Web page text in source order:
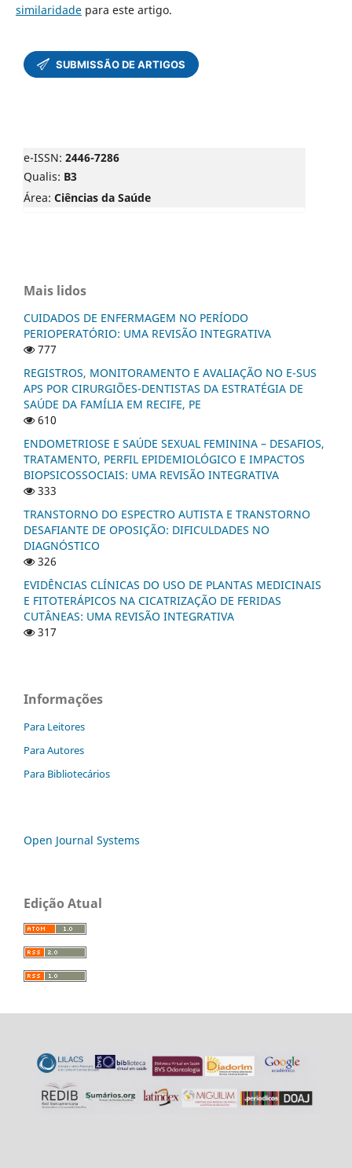
similaridadepara este artigo.
e-ISSN: 2446-7286
Qualis: B3
Área: Ciências da Saúde
Mais lidos
CUIDADOS DE ENFERMAGEM NO PERÍODO
PERIOPERATÓRIO: UMA REVISÃO INTEGRATIVA
777
REGISTROS, MONITORAMENTO E AVALIAÇÃO NO E-SUS
APS POR CIRURGIÕES-DENTISTAS DA ESTRATÉGIA DE
SAÚDE DA FAMÍLIA EM RECIFE, PE
610
ENDOMETRIOSE E SAÚDE SEXUAL FEMININA – DESAFIOS,
TRATAMENTO, PERFIL EPIDEMIOLÓGICO E IMPACTOS
BIOPSICOSSOCIAIS: UMA REVISÃO INTEGRATIVA
333
TRANSTORNO DO ESPECTRO AUTISTA E TRANSTORNO
DESAFIANTE DE OPOSIÇÃO: DIFICULDADES NO
DIAGNÓSTICO
326
EVIDÊNCIAS CLÍNICAS DO USO DE PLANTAS MEDICINAIS
E FITOTERÁPICOS NA CICATRIZAÇÃO DE FERIDAS
CUTÂNEAS: UMA REVISÃO INTEGRATIVA
317
Informações
Para Leitores
Para Autores
Para Bibliotecários
Open Journal Systems
Edição Atual